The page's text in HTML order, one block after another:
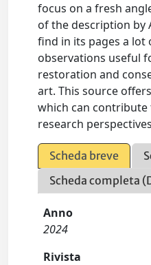
focus on a fresh
of the description by
find in its pages a
observations useful
restoration and
art. This source
which can
research
Scheda breve
Scheda completa
Anno
2024
Rivista